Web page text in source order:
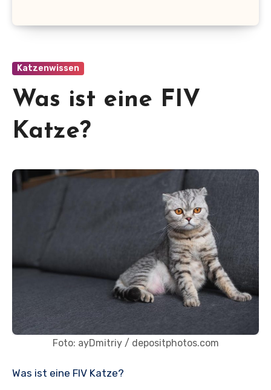
Katzenwissen
Was ist eine FIV
Katze?
Foto: ayDmitriy / depositphotos.com
Was ist eine FIV Katze?